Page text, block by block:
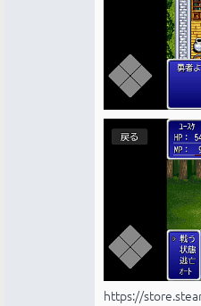
https://